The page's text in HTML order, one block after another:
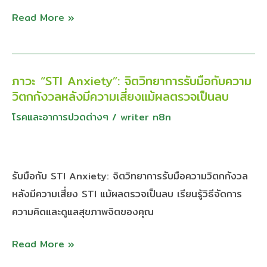
กติกา
สุขภาพ
เพศ
ดี
Read More »
ภาวะ “STI Anxiety”: จิตวิทยาการรับมือกับความ
วิตกกังวลหลังมีความเสี่ยงแม้ผลตรวจเป็นลบ
โรคและอาการปวดต่างๆ / writer n8n
รับมือกับ STI Anxiety: จิตวิทยาการรับมือความวิตกกังวล
หลังมีความเสี่ยง STI แม้ผลตรวจเป็นลบ เรียนรู้วิธีจัดการ
ความคิดและดูแลสุขภาพจิตของคุณ
ภาวะ
“STI
Anxiety”:
รับมือ
กับ
ความ
กังวล
Read More »